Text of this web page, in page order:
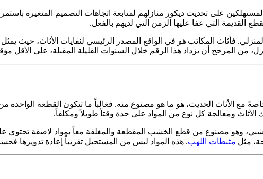
على تحديث ديكور منازلهم لمتابعة اتجاهات التصميم المتغيرة
القديمة التي عفا عليها الزمن التي لديهم بالفعل.
فأثاث المكاتب هو
من المرجح أن يزداد هذا الرقم خلال السنوات القليلة المقبلة، على الأقل
مع الأثاث الحديث، هو ما هو مصنوع منه. فغالباً ما تتكون القطعة
الأثاث ومعالجة كل نوع من المواد على حدة وقتاً طويلاً ومكلفاً.
وهو مصنوع من قطع الخشب المقطعة والمغلقة معاً بمواد لاصقة تحتوي على
مثل مثبطات اللهب. هذه المواد ليس من المستحيل تقريباً إعادة تدويرها